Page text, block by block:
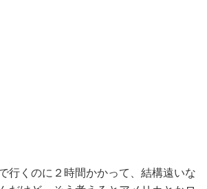
行くのに２時間かかって、結構遠いな